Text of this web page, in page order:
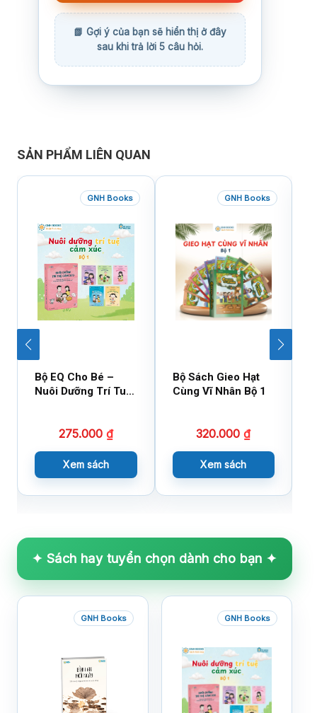
SẢN PHẨM LIÊN QUAN
GNH Books
Bộ EQ Cho Bé –
Nuôi Dưỡng Trí Tuệ
275.000 ₫
Xem sách
GNH Books
Bộ Sách Gieo Hạt
Cùng Vĩ Nhân Bộ 1
320.000₫
Xem sách
✦ Sách hay tuyển chọn dành cho bạn ✦
GNH Books GNH Books